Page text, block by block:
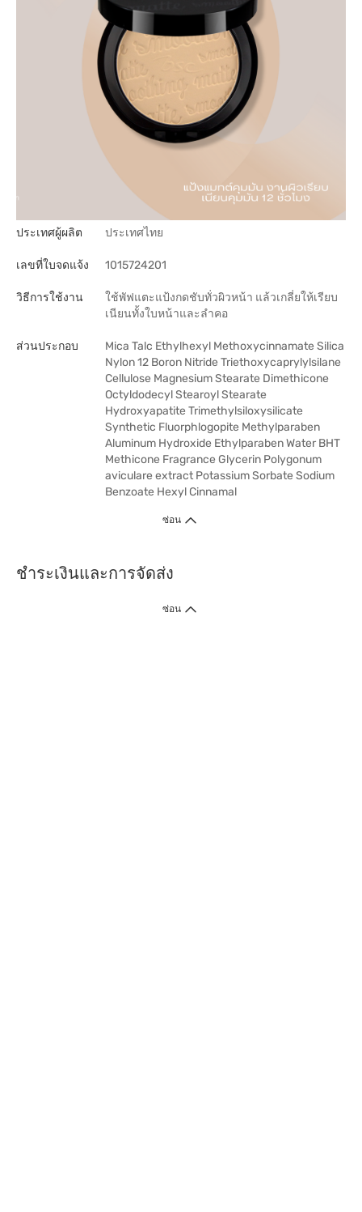
ประเทศผู้ผลิต ประเทศไทย
เลขที่ใบจดแจ้ง 1015724201
วิธีการใช้งาน
ใช้พัฟแตะแป้งกดชับทั่วผิวหน้า แล้วเกลี่ยให้เรียบ
เนียนทั้งใบหน้าและลำคอ
ส่วนประกอบ
Mica Talc Ethylhexyl Methoxycinnamate Silica
Nylon 12 Boron Nitride Triethoxycaprylylsilane
Cellulose Magnesium Stearate Dimethicone
Octyldodecyl Stearoyl Stearate
Hydroxyapatite Trimethylsiloxysilicate
Synthetic Fluorphlogopite Methylparaben
Aluminum Hydroxide Ethylparaben Water BHT
Methicone Fragrance Glycerin Polygonum
aviculare extract Potassium Sorbate Sodium
Benzoate Hexyl Cinnamal
ซ่อน
ชำระเงินและการจัดส่ง
ซ่อน